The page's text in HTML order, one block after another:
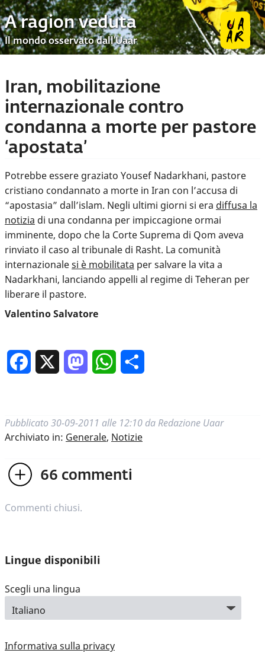
A ragion veduta
Il mondo osservato dall’Uaar
Iran, mobilitazione
internazionale contro
condanna a morte per pastore
‘apostata’
Potrebbe essere graziato Yousef Nadarkhani, pastore
cristiano condannato a morte in Iran con l’accusa di
“apostasia” dall’islam. Negli ultimi giorni si era diffusa la
notizia di una condanna per impiccagione ormai
imminente, dopo che la Corte Suprema di Qom aveva
rinviato il caso al tribunale di Rasht. La comunità
internazionalesi è mobilitata per salvare la vita a
Nadarkhani, lanciando appelli al regime di Teheran per
liberare il pastore.
Valentino Salvatore
Facebook MastodonWhatsApp
Pubblicato 30-09-2011 alle 12:10 da Redazione Uaar
Archiviato in: Generale, Notizie
66 commenti
Commenti chiusi.
Lingue disponibili
Scegli una lingua
Informativa sulla privacy